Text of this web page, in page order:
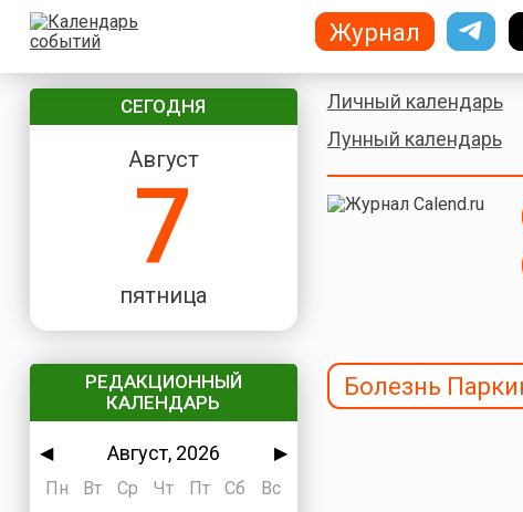
СЕГОДНЯ
Август
7
пятница
РЕДАКЦИОННЫЙ
КАЛЕНДАРЬ
◀ Август, 2026
▶
Пн
Вт Ср Чт Пт Сб
Вс
Личный календарь
Лунный календарь
Болезнь
Журнал